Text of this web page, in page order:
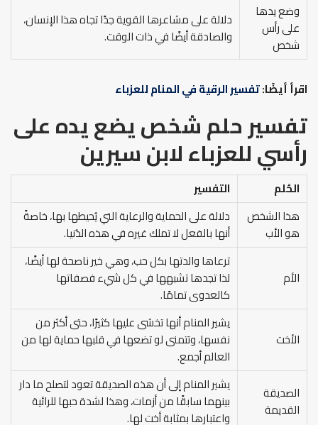
وضع يدها
على رأس
شخص
دلالة على مشاعرها القوية جدًا تجاه هذا الإنسان،
والصادقة أيضًا في ذات الوقت.
اقرأ أيضًا:تفسير الرقية في المنام للعزباء
تفسير حلم شخص يضع يده على
رأسيللعزباء لابن سيرين
الحُلم
التفسير
هذا الشخص
هو الأب
دلالة على الحماية والرعاية التي يُحيطها بها، خاصةً
أنها بالفعل لا تملك غيره في هذه الدُنيا.
الأم
ترعاها والدتها بكل حب، وهي خير ناصحة لها أيضًا،
لذا تجدها تشبهها في كل شيء فصفاتها
كالعدوى تمامًا.
الأخت
يشير المنام أنها تخشى عليها كثيرًا، حتى أكثر من
نفسها، وتتمنى لو تضعها في قلبها حماية لها من
العالم أجمع.
الصديقة
القديمة
يشير المنام إلى أن هذه الصديقة تعود لتصلح ما دار
بينهما سابقًا من أزمات، وهذا لشدة حبها للرائية
واعتبارها بمثابة أخت لها.